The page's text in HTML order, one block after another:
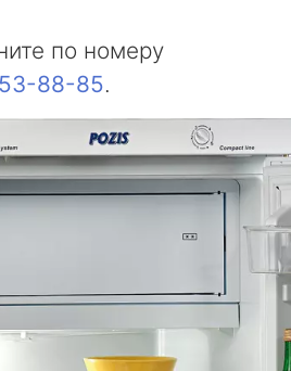
по номеру
88-85.